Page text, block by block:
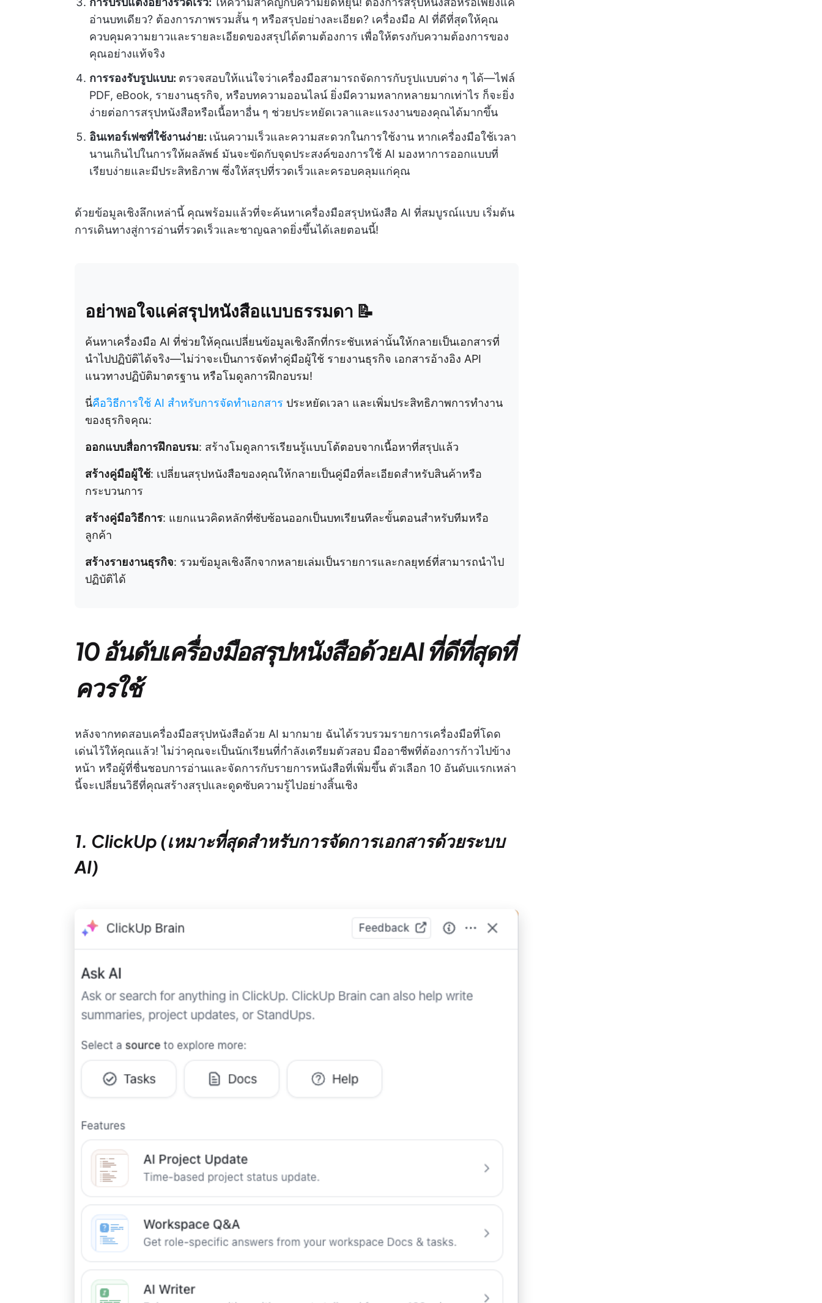
อ่านบทเดียว? ต้องการภาพรวมสั้น ๆ หรือสรุปอย่างละเอียด? เครื่องมือ AI ที่ดีที่สุดให้คุณ
ควบคุมความยาวและรายละเอียดของสรุปได้ตามต้องการ เพื่อให้ตรงกับความต้องการของ
คุณอย่างแท้จริง
การรองรับรูปแบบ: ตรวจสอบให้แน่ใจว่าเครื่องมือสามารถจัดการกับรูปแบบต่าง ๆ ได้—ไฟล์
PDF, eBook, รายงานธุรกิจ, หรือบทความออนไลน์ ยิ่งมีความหลากหลายมากเท่าไร ก็จะยิ่ง
ง่ายต่อการสรุปหนังสือหรือเนื้อหาอื่น ๆ ช่วยประหยัดเวลาและแรงงานของคุณได้มากขึ้น
อินเทอร์เฟซที่ใช้งานง่าย: เน้นความเร็วและความสะดวกในการใช้งาน หากเครื่องมือใช้เวลา
นานเกินไปในการให้ผลลัพธ์ มันจะขัดกับจุดประสงค์ของการใช้ AI มองหาการออกแบบที่
เรียบง่ายและมีประสิทธิภาพ ซึ่งให้สรุปที่รวดเร็วและครอบคลุมแก่คุณ
ด้วยข้อมูลเชิงลึกเหล่านี้ คุณพร้อมแล้วที่จะค้นหาเครื่องมือสรุปหนังสือ AI ที่สมบูรณ์แบบ เริ่มต้น
การเดินทางสู่การอ่านที่รวดเร็วและชาญฉลาดยิ่งขึ้นได้เลยตอนนี้!
อย่าพอใจแค่สรุปหนังสือแบบธรรมดา 📝
ค้นหาเครื่องมือ AI ที่ช่วยให้คุณเปลี่ยนข้อมูลเชิงลึกที่กระชับเหล่านั้นให้กลายเป็นเอกสารที่
นำไปปฏิบัติได้จริง—ไม่ว่าจะเป็นการจัดทำคู่มือผู้ใช้ รายงานธุรกิจ เอกสารอ้างอิง API
แนวทางปฏิบัติมาตรฐาน หรือโมดูลการฝึกอบรม!
นี่คือวิธีการใช้ AI สำหรับการจัดทำเอกสาร ประหยัดเวลา และเพิ่มประสิทธิภาพการทำงาน
ของธุรกิจคุณ:
ออกแบบสื่อการฝึกอบรม: สร้างโมดูลการเรียนรู้แบบโต้ตอบจากเนื้อหาที่สรุปแล้ว
สร้างคู่มือผู้ใช้: เปลี่ยนสรุปหนังสือของคุณให้กลายเป็นคู่มือที่ละเอียดสำหรับสินค้าหรือ
กระบวนการ
สร้างคู่มือวิธีการ: แยกแนวคิดหลักที่ซับซ้อนออกเป็นบทเรียนทีละขั้นตอนสำหรับทีมหรือ
ลูกค้า
สร้างรายงานธุรกิจ: รวมข้อมูลเชิงลึกจากหลายเล่มเป็นรายการและกลยุทธ์ที่สามารถนำไป
ปฏิบัติได้
10 อันดับเครื่องมือสรุปหนังสือด้วย AI ที่ดีที่สุดที่
ควรใช้
หลังจากทดสอบเครื่องมือสรุปหนังสือด้วย AI มากมาย ฉันได้รวบรวมรายการเครื่องมือที่โดด
เด่นไว้ให้คุณแล้ว! ไม่ว่าคุณจะเป็นนักเรียนที่กำลังเตรียมตัวสอบ มืออาชีพที่ต้องการก้าวไปข้าง
หน้า หรือผู้ที่ชื่นชอบการอ่านและจัดการกับรายการหนังสือที่เพิ่มขึ้น ตัวเลือก 10 อันดับแรกเหล่า
นี้จะเปลี่ยนวิธีที่คุณสร้างสรุปและดูดซับความรู้ไปอย่างสิ้นเชิง
1. ClickUp (เหมาะที่สุดสำหรับการจัดการเอกสารด้วยระบบ
AI)